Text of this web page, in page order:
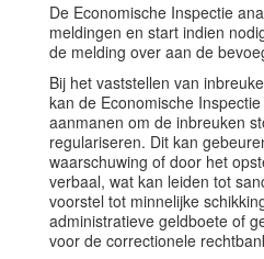
De Economische Inspectie
meldingen en start indien
de melding over aan de
Bij het vaststellen van
kan de Economische
aanmanen om de inbreuken
regulariseren. Dit kan
waarschuwing of door het
verbaal, wat kan leiden tot
voorstel tot minnelijke
administratieve geldboete of
voor de correctionele